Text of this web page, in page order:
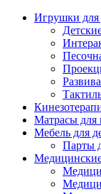
Игрушки
Матрасы для
Мебель для
Парты